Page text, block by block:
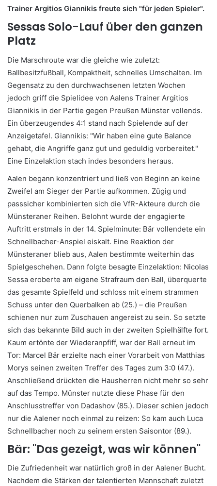
Trainer Argitios Giannikis freute sich "für jeden Spieler".
Sessas Solo-Lauf über den ganzen
Platz
Die Marschroute war die gleiche wie zuletzt:
Ballbesitzfußball, Kompaktheit, schnelles Umschalten. Im
Gegensatz zu den durchwachsenen letzten Wochen
jedoch griff die Spielidee von Aalens Trainer Argitios
Giannikis in der Partie gegen Preußen Münster vollends.
Ein überzeugendes 4:1 stand nach Spielende auf der
Anzeigetafel. Giannikis: "Wir haben eine gute Balance
gehabt, die Angriffe ganz gut und geduldig vorbereitet."
Eine Einzelaktion stach indes besonders heraus.
Aalen begann konzentriert und ließ von Beginn an keine
Zweifel am Sieger der Partie aufkommen. Zügig und
passsicher kombinierten sich die VfR-Akteure durch die
Münsteraner Reihen. Belohnt wurde der engagierte
Auftritt erstmals in der 14. Spielminute: Bär vollendete ein
Schnellbacher-Anspiel eiskalt. Eine Reaktion der
Münsteraner blieb aus, Aalen bestimmte weiterhin das
Spielgeschehen. Dann folgte besagte Einzelaktion: Nicolas
Sessa eroberte am eigene Strafraum den Ball, überquerte
das gesamte Spielfeld und schloss mit einem strammen
Schuss unter den Querbalken ab (25.) – die Preußen
schienen nur zum Zuschauen angereist zu sein. So setzte
sich das bekannte Bild auch in der zweiten Spielhälfte fort.
Kaum ertönte der Wiederanpfiff, war der Ball erneut im
Tor: Marcel Bär erzielte nach einer Vorarbeit von Matthias
Morys seinen zweiten Treffer des Tages zum 3:0 (47.).
Anschließend drückten die Hausherren nicht mehr so sehr
auf das Tempo. Münster nutzte diese Phase für den
Anschlusstreffer von Dadashov (85.). Dieser schien jedoch
nur die Aalener noch einmal zu reizen: So kam auch Luca
Schnellbacher noch zu seinem ersten Saisontor (89.).
Bär: "Das gezeigt, was wir können"
Die Zufriedenheit war natürlich groß in der Aalener Bucht.
Nachdem die Stärken der talentierten Mannschaft zuletzt